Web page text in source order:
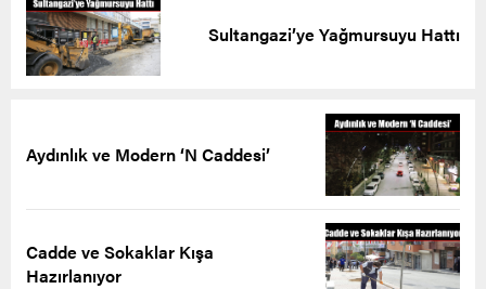
Sultangazi’ye Yağmursuyu Hattı
Aydınlık ve Modern ‘N Caddesi’
Cadde ve Sokaklar Kışa
Hazırlanıyor